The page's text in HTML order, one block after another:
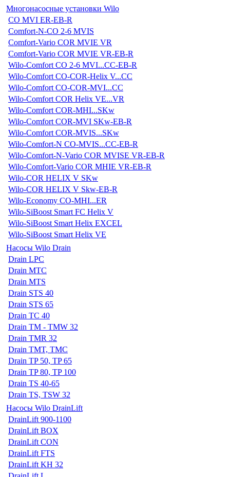
Многонасосные установки Wilo
CO MVI ER-EB-R
Comfort-N-CO 2-6 MVIS
Comfort-Vario COR MVIE VR
Comfort-Vario COR MVIE VR-EB-R
Wilo-Comfort CO 2-6 MVI...CC-EB-R
Wilo-Comfort CO-COR-Helix V...CC
Wilo-Comfort CO-COR-MVI...CC
Wilo-Comfort COR Helix VE...VR
Wilo-Comfort COR-MHI...SKw
Wilo-Comfort COR-MVI SKw-EB-R
Wilo-Comfort COR-MVIS...SKw
Wilo-Comfort-N CO-MVIS...CC-EB-R
Wilo-Comfort-N-Vario COR MVISE VR-EB-R
Wilo-Comfort-Vario COR MHIE VR-EB-R
Wilo-COR HELIX V SKw
Wilo-COR HELIX V Skw-EB-R
Wilo-Economy CO-MHI...ER
Wilo-SiBoost Smart FC Helix V
Wilo-SiBoost Smart Helix EXCEL
Wilo-SiBoost Smart Helix VE
Насосы Wilo Drain
Drain LPC
Drain MTC
Drain MTS
Drain STS 40
Drain STS 65
Drain TC 40
Drain TM - TMW 32
Drain TMR 32
Drain TMT, TMC
Drain TP 50, TP 65
Drain TP 80, TP 100
Drain TS 40-65
Drain TS, TSW 32
Насосы Wilo DrainLift
DrainLift 900-1100
DrainLift BOX
DrainLift CON
DrainLift FTS
DrainLift KH 32